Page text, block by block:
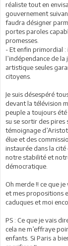
réaliste tout en
gouvernement
faudra désigner
portes paroles
promesses.
- Et enfin primordial :
l’indépendance de
artistique seules
citoyens.
Je suis désespéré
devant la télévision
peuple a toujours été
su se sortir des
témoignage
élue et des
instaurée dans la
notre stabilité et
démocratique.
Oh merde !! ce que
et mes propositions
caduques et moi
PS : Ce que je vais
cela ne m’effraye
enfants. Si Paris a